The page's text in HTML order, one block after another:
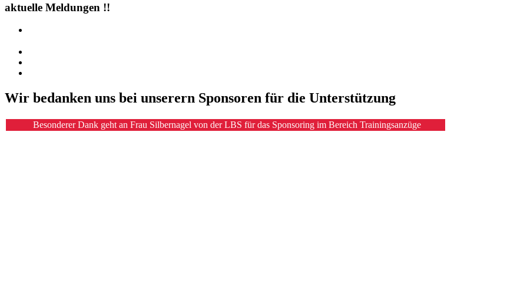
aktuelle Meldungen !!
Wir bedanken uns bei unserern Sponsoren für die Unterstützung
Besonderer Dank geht an Frau Silbernagel von der LBS für das Sponsoring im Bereich Trainingsanzüge